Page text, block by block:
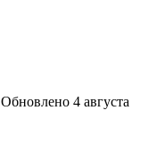
Обновлено 4 августа